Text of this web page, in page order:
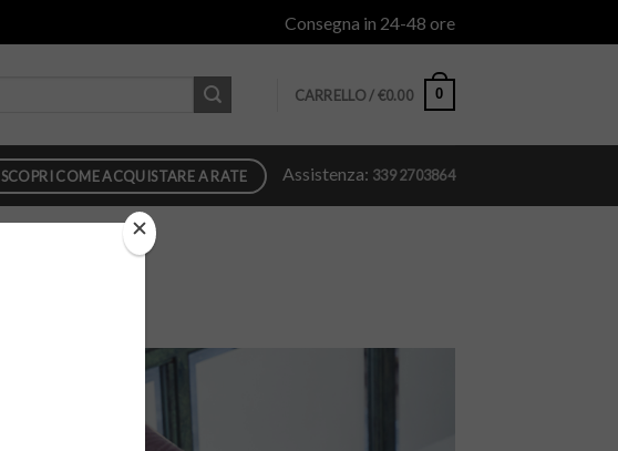
Consegna in 24-48 ore
CARRELLO /€0.00 0
SCOPRI COME ACQUISTARE A RATE Assistenza: 339 2703864